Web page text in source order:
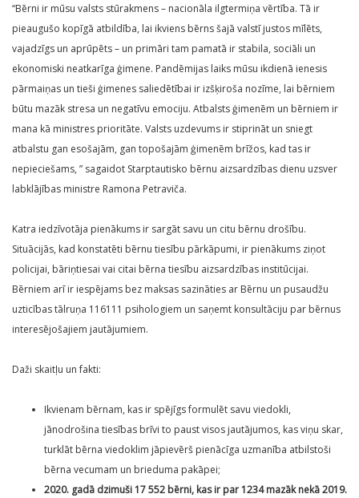
“Bērni ir mūsu valsts stūrakmens – nacionāla ilgtermiņa vērtība. Tā ir
pieaugušo kopīgā atbildība, lai ikviens bērns šajā valstī justos mīlēts,
vajadzīgs un aprūpēts – un primāri tam pamatā ir stabila, sociāli un
ekonomiski neatkarīga ģimene. Pandēmijas laiks mūsu ikdienā ienesis
pārmaiņas un tieši ģimenes saliedētībai ir izšķiroša nozīme, lai bērniem
būtu mazāk stresa un negatīvu emociju. Atbalsts ģimenēm un bērniem ir
mana kā ministres prioritāte. Valsts uzdevums ir stiprināt un sniegt
atbalstu gan esošajām, gan topošajām ģimenēm brīžos, kad tas ir
nepieciešams, ” sagaidot Starptautisko bērnu aizsardzības dienu uzsver
labklājības ministre Ramona Petraviča.
Katra iedzīvotāja pienākums ir sargāt savu un citu bērnu drošību.
Situācijās, kad konstatēti bērnu tiesību pārkāpumi, ir pienākums ziņot
policijai, bāriņtiesai vai citai bērna tiesību aizsardzības institūcijai.
Bērniem arī ir iespējams bez maksas sazināties ar Bērnu un pusaudžu
uzticības tālruņa 116111 psihologiem un saņemt konsultāciju par bērnus
interesējošajiem jautājumiem.
Daži skaitļu un fakti:
Ikvienam bērnam, kas ir spējīgs formulēt savu viedokli,
jānodrošina tiesības brīvi to paust visos jautājumos, kas viņu skar,
turklāt bērna viedoklim jāpievērš pienācīga uzmanība atbilstoši
bērna vecumam un brieduma pakāpei;
2020. gadā dzimuši 17 552 bērni, kas ir par 1234 mazāk nekā 2019.